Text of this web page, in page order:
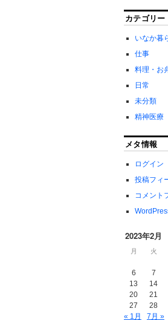
カテゴリー
いなか暮
仕事
料理・お
日常
未分類
精神医療
メタ情報
ログイン
投稿フィ
コメント
2023年2月
月 火
6
7
13
14
20
21
27
28
« 1月
7月 »